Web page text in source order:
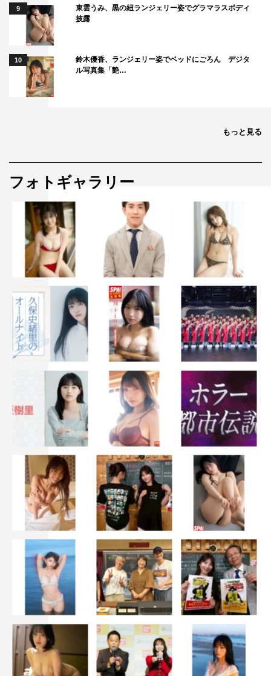
9
東雲うみ、黒の紐ランジェリー姿でグラマラスボディ
披露
10
鈴木優香、ランジェリー姿でベッドにごろん デジタ
ル写真集「艶…
もっと見る
フォトギャラリー